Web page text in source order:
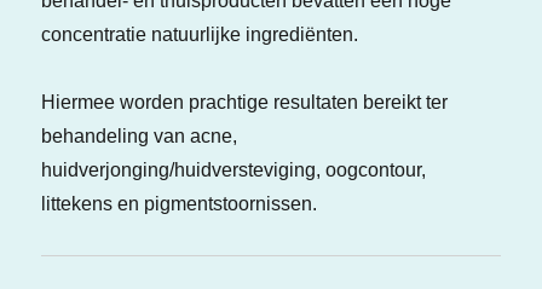
concentratie natuurlijke ingrediënten.
Hiermee worden prachtige resultaten bereikt ter
behandeling van acne,
huidverjonging/huidversteviging, oogcontour,
littekens en pigmentstoornissen.